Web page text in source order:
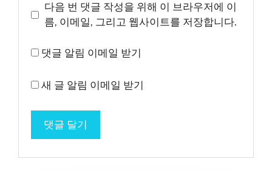
트
다음 번 댓글 작성을 위해 이 브라우저에 이
름, 이메일, 그리고 웹사이트를 저장합니다.
댓글 알림 이메일 받기
새 글 알림 이메일 받기